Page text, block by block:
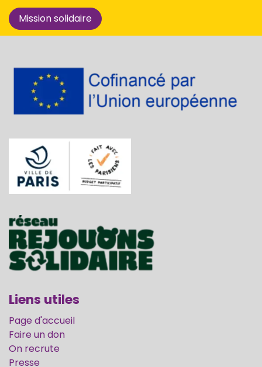
Mission solidaire
Liens utiles
Page d'accueil
Faire un don
On recrute
Presse